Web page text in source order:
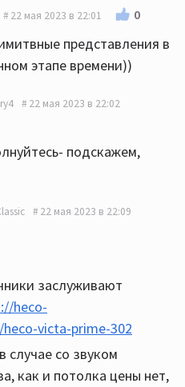
22 мая 2023 в 22:01 0
представления в
этапе времени))
22 мая 2023 в 22:02
подскажем,
22 мая 2023 в 22:09
заслуживают
heco-
victa-prime-302
случае со звуком
как и потолка цены нет,